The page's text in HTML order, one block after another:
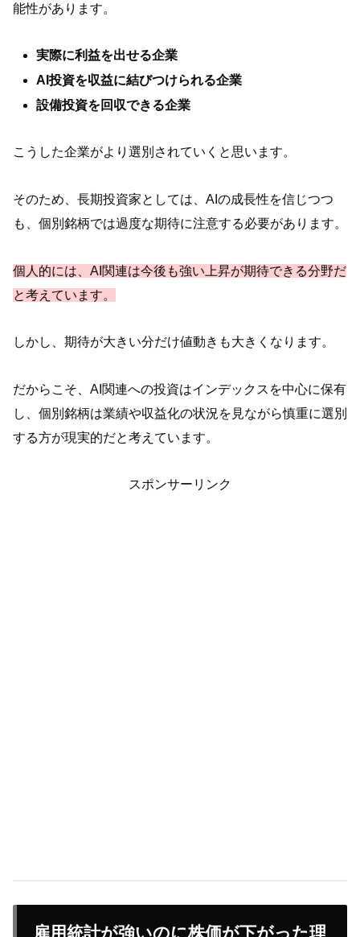
能性があります。
実際に利益を出せる企業
AI投資を収益に結びつけられる企業
設備投資を回収できる企業
こうした企業がより選別されていくと思います。
そのため、長期投資家としては、AIの成長性を信じつつ
も、個別銘柄では過度な期待に注意する必要があります。
個人的には、AI関連は今後も強い上昇が期待できる分野だ
と考えています。
しかし、期待が大きい分だけ値動きも大きくなります。
だからこそ、AI関連への投資はインデックスを中心に保有
し、個別銘柄は業績や収益化の状況を見ながら慎重に選別
する方が現実的だと考えています。
スポンサーリンク
雇用統計が強いのに株価が下がった理